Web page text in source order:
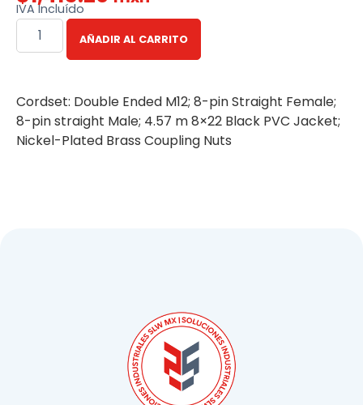
IVA Incluído
AÑADIR AL CARRITO
Cordset: Double Ended M12; 8-pin Straight Female;
8-pin straight Male; 4.57 m 8×22 Black PVC Jacket;
Nickel-Plated Brass Coupling Nuts